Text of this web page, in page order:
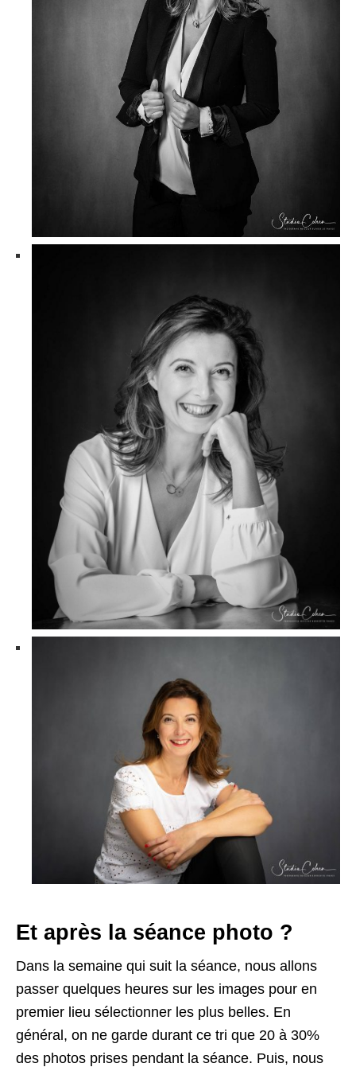
Et après la séance photo ?
Dans la semaine qui suit la séance, nous allons
passer quelques heures sur les images pour en
premier lieu sélectionner les plus belles. En
général, on ne garde durant ce tri que 20 à 30%
des photos prises pendant la séance. Puis, nous